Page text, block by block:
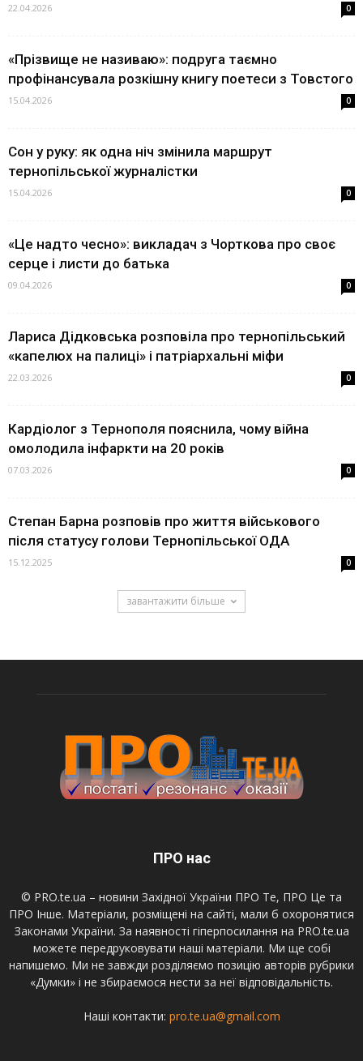
22.04.2026 0
«Прізвище не називаю»: подруга таємно
профінансувала розкішну книгу поетеси з Товстого
15.04.2026 0
Сон у руку: як одна ніч змінила маршрут
тернопільської журналістки
15.04.2026 0
«Це надто чесно»: викладач з Чорткова про своє
серце і листи до батька
09.04.2026 0
Лариса Дідковська розповіла про тернопільський
«капелюх на палиці» і патріархальні міфи
22.03.2026 0
Кардіолог з Тернополя пояснила, чому війна
омолодила інфаркти на 20 років
07.03.2026 0
Степан Барна розповів про життя військового
після статусу голови Тернопільської ОДА
15.12.2025 0
завантажити більше
ПРО нас
© PRO.te.ua – новини Західної України ПРО Те, ПРО Це та
ПРО Інше. Матеріали, розміщені на сайті, мали б охоронятися
Законами України. За наявності гіперпосилання на PRO.te.ua
можете передруковувати наші матеріали. Ми ще собі
напишемо. Ми не завжди розділяємо позицію авторів рубрики
«Думки» і не збираємося нести за неї відповідальність.
Наші контакти: pro.te.ua@gmail.com